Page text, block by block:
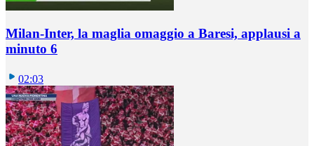
Milan-Inter, la maglia omaggio a Baresi, applausi a
minuto 6
02:03